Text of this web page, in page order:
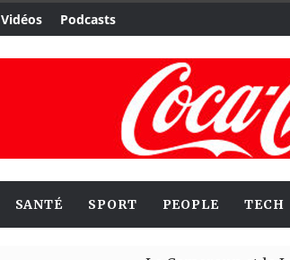
Vidéos Podcasts
SANTÉ SPORT PEOPLE TECH